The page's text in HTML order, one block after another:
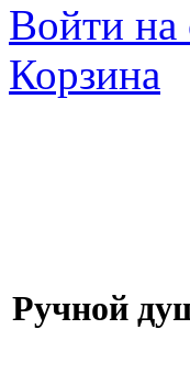
Войти на
Корзина
Ручной